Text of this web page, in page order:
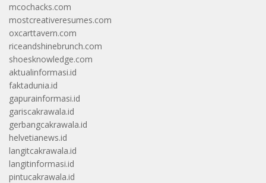
mcochacks.com
mostcreativeresumes.com
oxcarttavern.com
riceandshinebrunch.com
shoesknowledge.com
aktualinformasi.id
faktadunia.id
gapurainformasi.id
gariscakrawala.id
gerbangcakrawala.id
helvetianews.id
langitcakrawala.id
langitinformasi.id
pintucakrawala.id